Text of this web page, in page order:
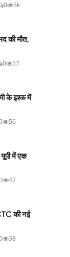
0 5k
की मौत,
0 57
के इश्‍क में
56
में एक
47
की नई
38